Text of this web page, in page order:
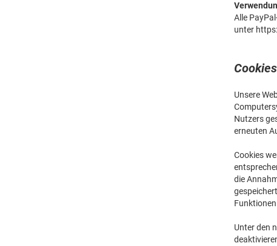
Alle
unter
Cookies
Unsere
Nutzers
erneuten
Cookies
die
Unter den